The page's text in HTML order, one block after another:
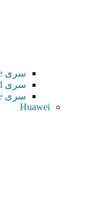
سری Explore
سری Extend
سری Extreme
Huawei